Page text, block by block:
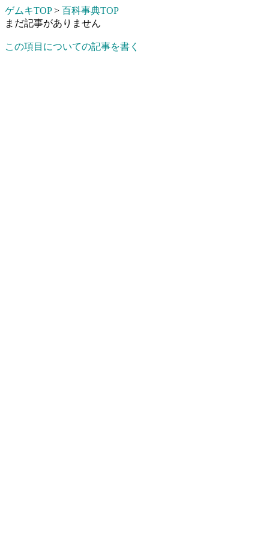
ゲムキTOP> 百科事典TOP
まだ記事がありません
この項目についての記事を書く